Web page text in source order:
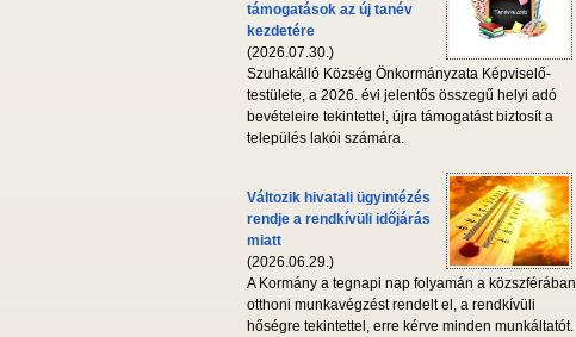
támogatások az új tanév
kezdetére
(2026.07.30.)
Szuhakálló Község Önkormányzata Képviselő-
testülete, a 2026. évi jelentős összegű helyi adó
bevételeire tekintettel, újra támogatást biztosít a
település lakói számára.
Változik hivatali ügyintézés
rendje a rendkívüli időjárás
miatt
(2026.06.29.)
A Kormány a tegnapi nap folyamán a közszférában
otthoni munkavégzést rendelt el, a rendkívüli
hőségre tekintettel, erre kérve minden munkáltatót.